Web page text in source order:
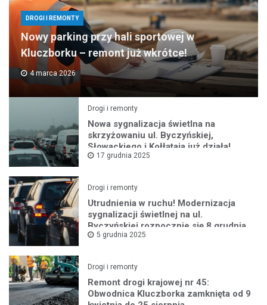
DROGI I REMONTY
Nowy parking przy hali sportowej w
Kluczborku – remont już wkrótce!
4 marca 2026
Drogi i remonty
Nowa sygnalizacja świetlna na
skrzyżowaniu ul. Byczyńskiej,
Słowackiego i Kołłątaja już działa!
17 grudnia 2025
Drogi i remonty
Utrudnienia w ruchu! Modernizacja
sygnalizacji świetlnej na ul.
Byczyńskiej rozpocznie się 8 grudnia
5 grudnia 2025
Drogi i remonty
Remont drogi krajowej nr 45:
Obwodnica Kluczborka zamknięta od 9